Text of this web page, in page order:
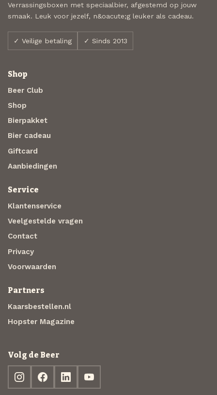
Verrassingsboxen met speciaalbier, afgestemd op jouw
smaak. Leuk voor jezelf, n&oacute;g leuker als cadeau.
✓ Veilige betaling ✓ Sinds 2013
Shop
Beer Club
Shop
Bierpakket
Bier cadeau
Giftcard
Aanbiedingen
Service
Klantenservice
Veelgestelde vragen
Contact
Privacy
Voorwaarden
Partners
Kaarsbestellen.nl
Hopster Magazine
Volg de Beer